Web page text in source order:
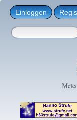
Einloggen